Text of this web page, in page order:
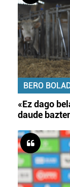
BERO
«Ez dago
daude